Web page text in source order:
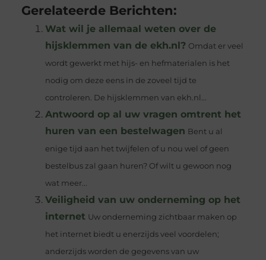
Gerelateerde Berichten:
Wat wil je allemaal weten over de
hijsklemmen van de ekh.nl? Omdat er veel
wordt gewerkt met hijs- en hefmaterialen is het
nodig om deze eens in de zoveel tijd te
controleren. De hijsklemmen van ekh.nl...
Antwoord op al uw vragen omtrent het
huren van een bestelwagen Bent u al
enige tijd aan het twijfelen of u nou wel of geen
bestelbus zal gaan huren? Of wilt u gewoon nog
wat meer...
Veiligheid van uw onderneming op het
internet Uw onderneming zichtbaar maken op
het internet biedt u enerzijds veel voordelen;
anderzijds worden de gegevens van uw